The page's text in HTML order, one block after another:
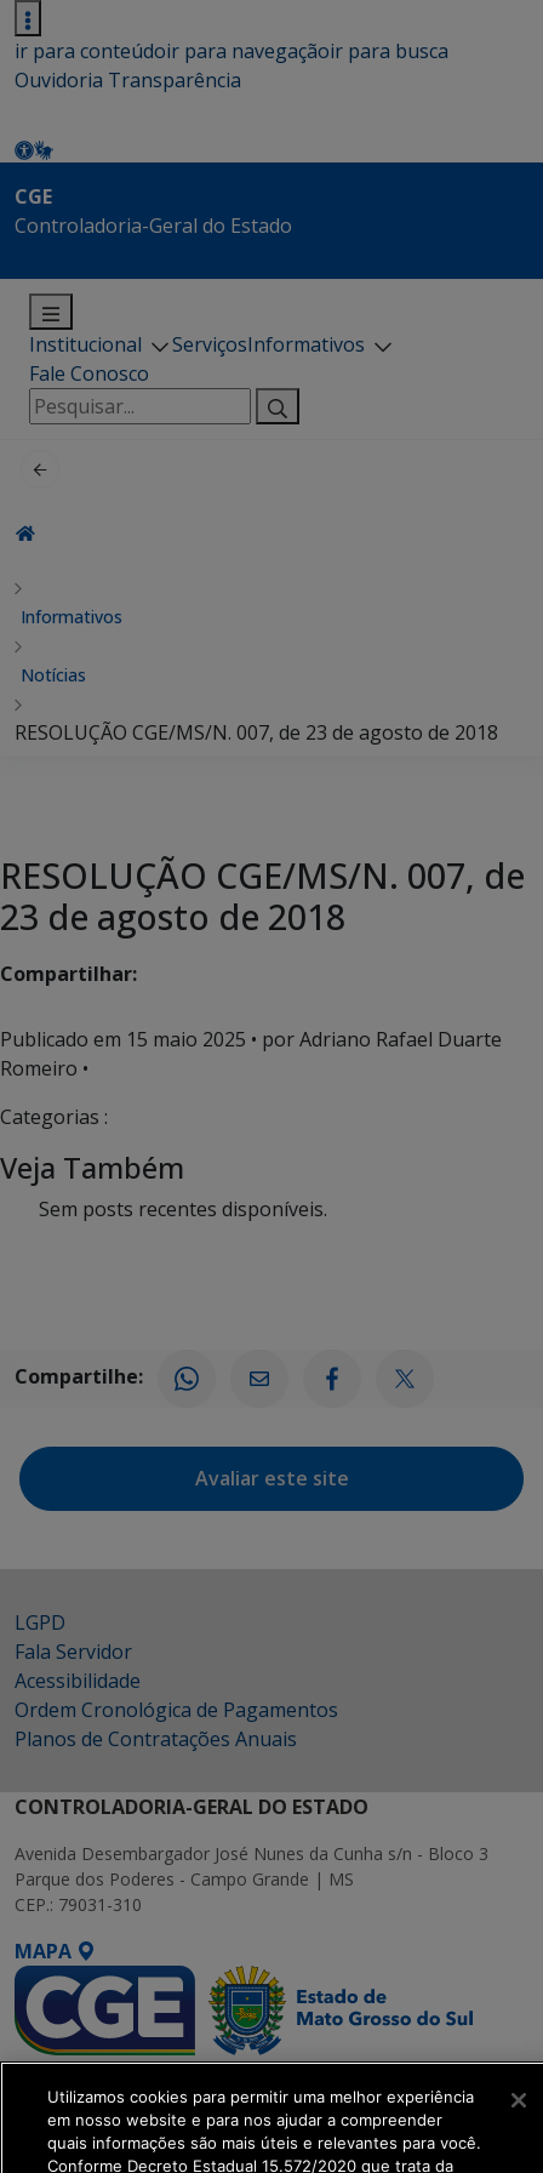
ir para conteúdoir para navegaçãoir para busca
Ouvidoria Transparência
CGE
Controladoria-Geral do Estado
Institucional ServiçosInformativos
Fale Conosco
Pesquisar
por:
Informativos
Notícias
RESOLUÇÃO CGE/MS/N. 007, de 23 de agosto de 2018
RESOLUÇÃO CGE/MS/N. 007, de
23 de agosto de 2018
Compartilhar:
Publicado em 15 maio 2025 • por Adriano Rafael Duarte
Romeiro •
Categorias :
Veja Também
Sem posts recentes disponíveis.
Compartilhe:
Avaliar este site
LGPD
Fala Servidor
Acessibilidade
Ordem Cronológica de Pagamentos
Planos de Contratações Anuais
CONTROLADORIA-GERAL DO ESTADO
Avenida Desembargador José Nunes da Cunha s/n - Bloco 3
Parque dos Poderes - Campo Grande | MS
CEP.: 79031-310
MAPA
SETDIG | Secretaria-
Executiva de
Transformação Digital
Utilizamos cookies para permitir uma melhor experiência
em nosso website e para nos ajudar a compreender
quais informações são mais úteis e relevantes para você.
Conforme Decreto Estadual 15.572/2020 que trata da